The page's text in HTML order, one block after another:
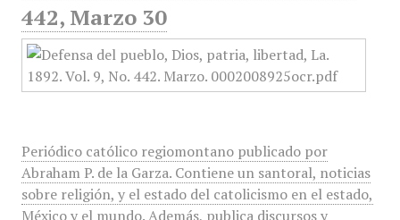
442, Marzo 30
Periódico católico regiomontano publicado por
Abraham P. de la Garza. Contiene un santoral, noticias
sobre religión, y el estado del catolicismo en el estado,
México y el mundo. Además, publica discursos y